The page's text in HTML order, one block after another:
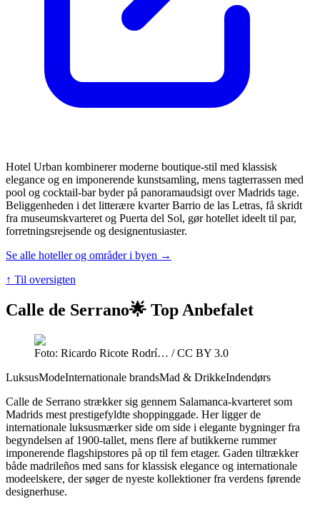
Hotel Urban kombinerer moderne boutique-stil med klassisk
elegance og en imponerende kunstsamling, mens tagterrassen med
pool og cocktail-bar byder på panoramaudsigt over Madrids tage.
Beliggenheden i det litterære kvarter Barrio de las Letras, få skridt
fra museumskvarteret og Puerta del Sol, gør hotellet ideelt til par,
forretningsrejsende og designentusiaster.
Se alle hoteller og områder i byen →
↑ Til oversigten
Calle de Serrano🌟 Top Anbefalet
Foto: Ricardo Ricote Rodrí… / CC BY 3.0
LuksusModeInternationale brandsMad & DrikkeIndendørs
Calle de Serrano strækker sig gennem Salamanca-kvarteret som
Madrids mest prestigefyldte shoppinggade. Her ligger de
internationale luksusmærker side om side i elegante bygninger fra
begyndelsen af 1900-tallet, mens flere af butikkerne rummer
imponerende flagshipstores på op til fem etager. Gaden tiltrækker
både madrileños med sans for klassisk elegance og internationale
modeelskere, der søger de nyeste kollektioner fra verdens førende
designerhuse.